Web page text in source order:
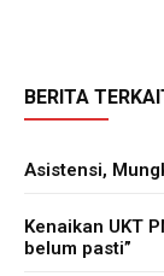
BERITA
Asistensi,
Kenaikan UKT
belum pasti”